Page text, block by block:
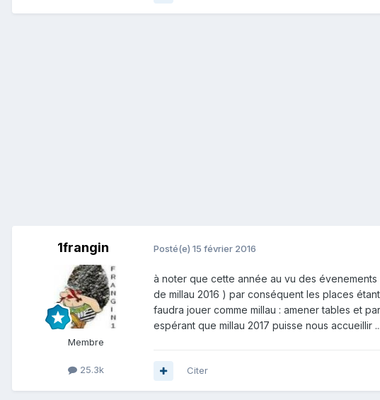
1frangin
Membre
25.3k
Posté(e) 15 février 2016
à noter que cette année au vu des
de millau 2016 ) par conséquent les places
faudra jouer comme millau : amener tables et
espérant que millau 2017 puisse nous accueillir ...
Citer